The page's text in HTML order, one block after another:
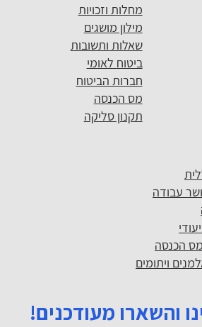
מחלות וזכויות
מילון מושגים
שאלות ותשובות
ביטוח לאומי
חברות הביטוח
מס הכנסה
תקנון סליקה
עבודה
הכנסה
ויתומים
והשארו מעודכנים!